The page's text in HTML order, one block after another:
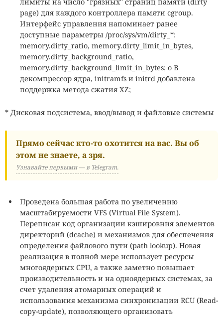
лимиты на число "грязных" страниц памяти (dirty
page) для каждого контроллера памяти cgroup.
Интерфейс управления напоминает ранее
доступные параметры /proc/sys/vm/dirty_*:
memory.dirty_ratio, memory.dirty_limit_in_bytes,
memory.dirty_background_ratio,
memory.dirty_background_limit_in_bytes; o В
декомпрессор ядра, initramfs и initrd добавлена
поддержка метода сжатия XZ;
* Дисковая подсистема, ввод/вывод и файловые системы
Прямо сейчас кто-то охотится на вас. Вы об
этом не знаете, а зря.
Узнавайте первыми — в Telegram.
Проведена большая работа по увеличению
масштабируемости VFS (Virtual File System).
Переписан код организации кэшировния элементов
директорий (dcache) и механизмов для обеспечения
определения файлового пути (path lookup). Новая
реализация в полной мере использует ресурсы
многоядерных CPU, а также заметно повышает
производительность и на одноядерных системах, за
счет удаления атомарных операций и
использования механизма синхронизации RCU (Read-
copy-update), позволяющего организовать